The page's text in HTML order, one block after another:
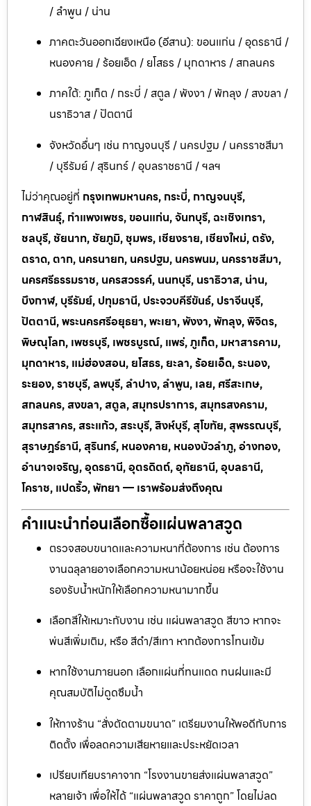
/ ลำพูน / น่าน
ภาคตะวันออกเฉียงเหนือ (อีสาน): ขอนแก่น / อุดรธานี /
หนองคาย / ร้อยเอ็ด / ยโสธร / มุกดาหาร / สกลนคร
ภาคใต้: ภูเก็ต / กระบี่ / สตูล / พังงา / พัทลุง / สงขลา /
นราธิวาส / ปัตตานี
จังหวัดอื่นๆ เช่น กาญจนบุรี / นครปฐม / นครราชสีมา
/ บุรีรัมย์ / สุรินทร์ / อุบลราชธานี / ฯลฯ
ไม่ว่าคุณอยู่ที่ กรุงเทพมหานคร, กระบี่, กาญจนบุรี,
กาฬสินธุ์, กำแพงเพชร, ขอนแก่น, จันทบุรี, ฉะเชิงเทรา,
ชลบุรี, ชัยนาท, ชัยภูมิ, ชุมพร, เชียงราย, เชียงใหม่, ตรัง,
ตราด, ตาก, นครนายก, นครปฐม, นครพนม, นครราชสีมา,
นครศรีธรรมราช, นครสวรรค์, นนทบุรี, นราธิวาส, น่าน,
บึงกาฬ, บุรีรัมย์, ปทุมธานี, ประจวบคีรีขันธ์, ปราจีนบุรี,
ปัตตานี, พระนครศรีอยุธยา, พะเยา, พังงา, พัทลุง, พิจิตร,
พิษณุโลก, เพชรบุรี, เพชรบูรณ์, แพร่, ภูเก็ต, มหาสารคาม,
มุกดาหาร, แม่ฮ่องสอน, ยโสธร, ยะลา, ร้อยเอ็ด, ระนอง,
ระยอง, ราชบุรี, ลพบุรี, ลำปาง, ลำพูน, เลย, ศรีสะเกษ,
สกลนคร, สงขลา, สตูล, สมุทรปราการ, สมุทรสงคราม,
สมุทรสาคร, สระแก้ว, สระบุรี, สิงห์บุรี, สุโขทัย, สุพรรณบุรี,
สุราษฎร์ธานี, สุรินทร์, หนองคาย, หนองบัวลำภู, อ่างทอง,
อำนาจเจริญ, อุดรธานี, อุตรดิตถ์, อุทัยธานี, อุบลธานี,
โคราช, แปดริ้ว, พัทยา — เราพร้อมส่งถึงคุณ
คำแนะนำก่อนเลือกซื้อแผ่นพลาสวูด
ตรวจสอบขนาดและความหนาที่ต้องการ เช่น ต้องการ
งานฉลุลายอาจเลือกความหนาน้อยหน่อย หรือจะใช้งาน
รองรับน้ำหนักให้เลือกความหนามากขึ้น
เลือกสีให้เหมาะกับงาน เช่น แผ่นพลาสวูด สีขาว หากจะ
พ่นสีเพิ่มเติม, หรือ สีดำ/สีเทา หากต้องการโทนเข้ม
หากใช้งานภายนอก เลือกแผ่นที่ทนแดด ทนฝนและมี
คุณสมบัติไม่ดูดซึมน้ำ
ให้ทางร้าน “สั่งตัดตามขนาด” เตรียมงานให้พอดีกับการ
ติดตั้ง เพื่อลดความเสียหายและประหยัดเวลา
เปรียบเทียบราคาจาก “โรงงานขายส่งแผ่นพลาสวูด”
หลายเจ้า เพื่อให้ได้ “แผ่นพลาสวูด ราคาถูก” โดยไม่ลด